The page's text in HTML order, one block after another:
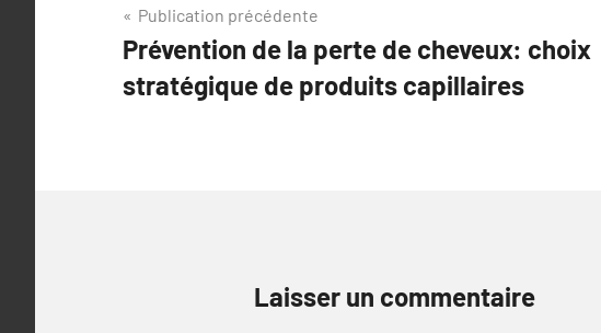
Navigation
de
l’article
Publication précédente
Prévention de la perte de cheveux: choix
stratégique de produits capillaires
Laisser un commentaire